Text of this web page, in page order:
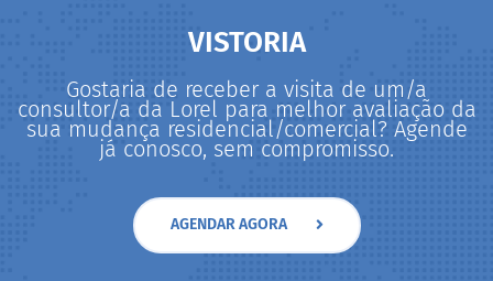
VISTORIA
Gostaria de receber a visita de um/a
consultor/a da Lorel para melhor avaliação da
sua mudança residencial/comercial? Agende
já conosco, sem compromisso.
AGENDAR AGORA